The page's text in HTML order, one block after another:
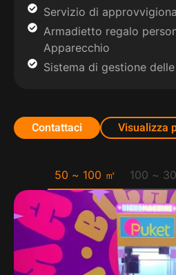
Servizio di
Armadietto regalo
Apparecchio
Sistema di gestione
Contattaci Visualizza
50 ~ 100 ㎡ 100 ~